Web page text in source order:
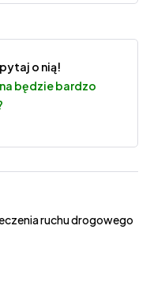
o nią!
będzie bardzo
ruchu drogowego